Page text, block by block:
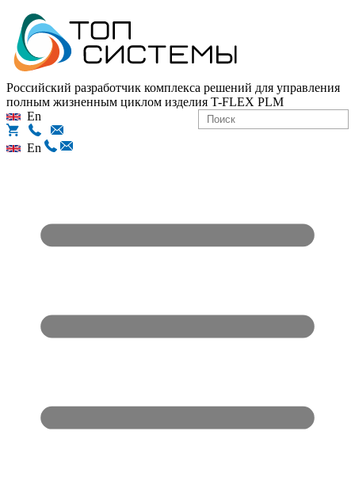
Российский разработчик комплекса решений для управления
полным жизненным циклом изделия T-FLEX PLM
En
En